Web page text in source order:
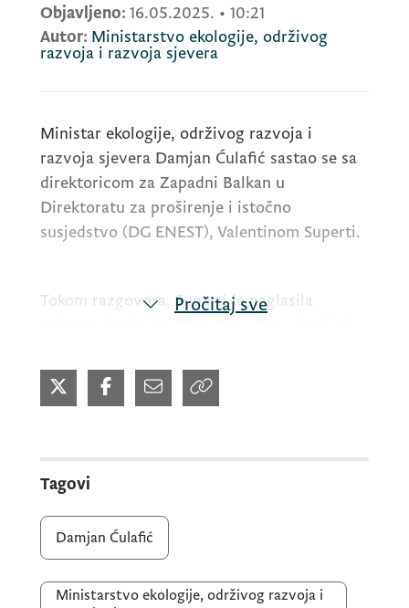
Objavljeno: 16.05.2025. • 10:21
Autor: Ministarstvo ekologije, održivog
razvoja i razvoja sjevera
Ministar ekologije, održivog razvoja i
razvoja sjevera Damjan Ćulafić sastao se sa
direktoricom za Zapadni Balkan u
Direktoratu za proširenje i istočno
susjedstvo (DG ENEST), Valentinom Superti.
Tokom razgovora, Superti je naglasila
bliže.
intenzivno", kazala je ona, osvrnuvši se na
napore Crne Gore u oblasti ekologije i zaštite
životne sredine.
Ministar Ćulafić je izrazio zadovoljstvo
Pročitaj sve
Tagovi
Damjan Ćulafić
Ministarstvo ekologije, održivog razvoja i